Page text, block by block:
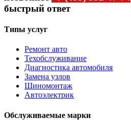
быстрый ответ
Типы услуг
Ремонт авто
Техобслуживание
Диагностика автомобиля
Замена узлов
Шиномонтаж
Автоэлектрик
Обслуживаемые марки